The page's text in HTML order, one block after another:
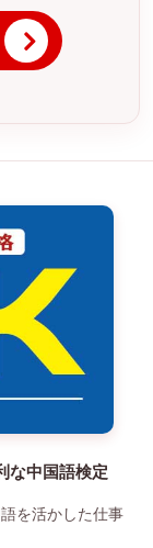
な中国語検定
を活かした仕事